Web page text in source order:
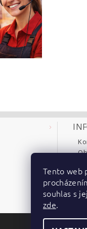
Tento web
souhlas s
zde.